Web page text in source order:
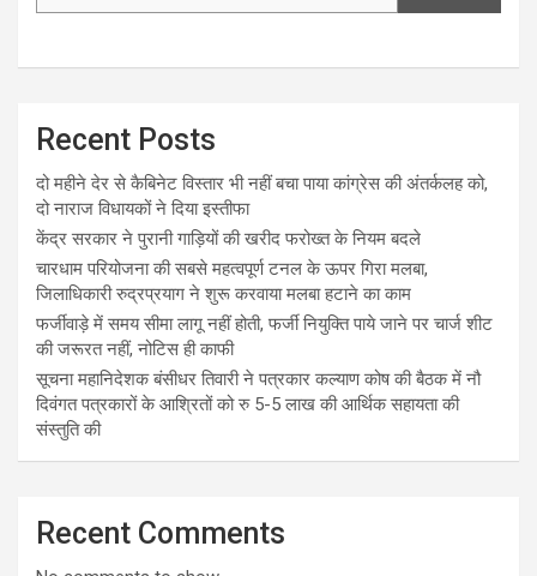
Recent Posts
दो महीने देर से कैबिनेट विस्तार भी नहीं बचा पाया कांग्रेस की अंतर्कलह को,
दो नाराज विधायकों ने दिया इस्तीफा
केंद्र सरकार ने पुरानी गाड़ियों की खरीद फरोख्त के नियम बदले
चारधाम परियोजना की सबसे महत्वपूर्ण टनल के ऊपर गिरा मलबा,
जिलाधिकारी रुद्रप्रयाग ने शुरू करवाया मलबा हटाने का काम
फर्जीवाड़े में समय सीमा लागू नहीं होती, फर्जी नियुक्ति पाये जाने पर चार्ज शीट
की जरूरत नहीं, नोटिस ही काफी
सूचना महानिदेशक बंसीधर तिवारी ने पत्रकार कल्याण कोष की बैठक में नौ
दिवंगत पत्रकारों के आश्रितों को रु 5-5 लाख की आर्थिक सहायता की
संस्तुति की
Recent Comments